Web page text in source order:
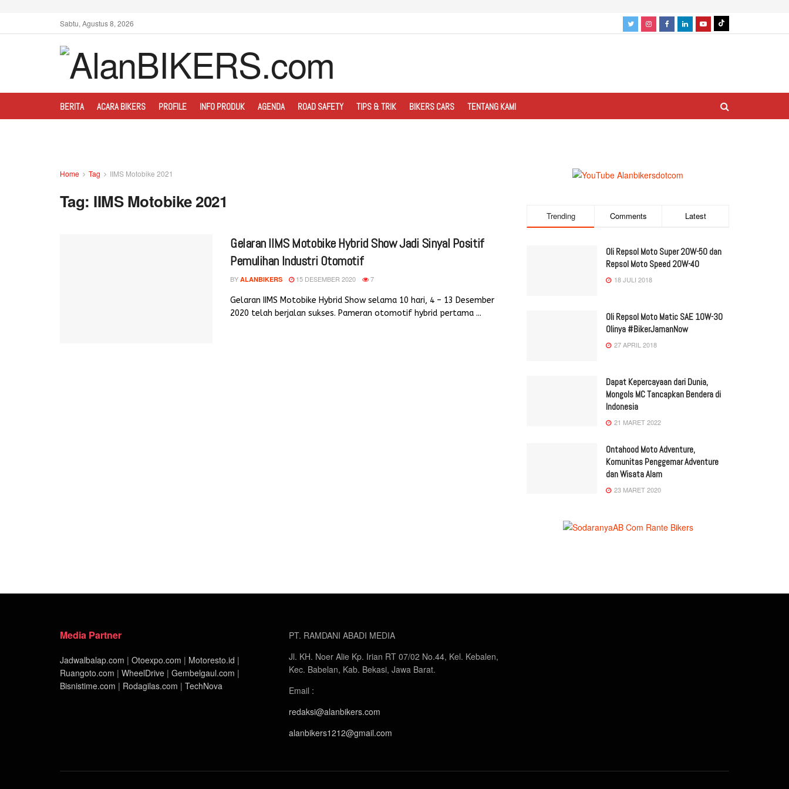
Sabtu, Agustus 8, 2026
BERITA ACARA BIKERS PROFILE INFO PRODUK AGENDA ROAD SAFETY TIPS & TRIK BIKERS CARS TENTANG KAMI
Home Tag IIMS Motobike 2021
Tag: IIMS Motobike 2021
Gelaran IIMS Motobike Hybrid Show Jadi Sinyal Positif
Pemulihan Industri Otomotif
BY ALANBIKERS 15 DESEMBER 2020 7
Gelaran IIMS Motobike Hybrid Show selama 10 hari, 4 – 13 Desember
2020 telah berjalan sukses. Pameran otomotif hybrid pertama ...
Trending Comments Latest
Oli Repsol Moto Super 20W-50 dan
Repsol Moto Speed 20W-40
18 JULI 2018
Oli Repsol Moto Matic SAE 10W-30
Olinya #BikerJamanNow
27 APRIL 2018
Dapat Kepercayaan dari Dunia,
Mongols MC Tancapkan Bendera di
Indonesia
21 MARET 2022
Ontahood Moto Adventure,
Komunitas Penggemar Adventure
dan Wisata Alam
23 MARET 2020
Media Partner
Jadwalbalap.com | Otoexpo.com | Motoresto.id |
Ruangoto.com | WheelDrive | Gembelgaul.com |
Bisnistime.com | Rodagilas.com | TechNova
PT. RAMDANI ABADI MEDIA
Jl. KH. Noer Alie Kp. Irian RT 07/02 No.44, Kel. Kebalen,
Kec. Babelan, Kab. Bekasi, Jawa Barat.
Email :
redaksi@alanbikers.com
alanbikers1212@gmail.com